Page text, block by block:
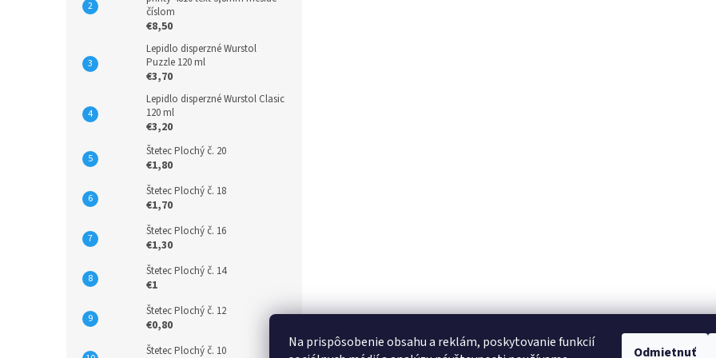
Na prispôsobenie obsahu a reklám, poskytovanie funkcií
Odmietnuť
číslom
€8,50
Lepidlo disperzné Wurstol
Puzzle 120 ml
€3,70
Lepidlo disperzné Wurstol Clasic
120 ml
€3,20
Štetec Plochý č. 20
€1,80
Štetec Plochý č. 18
€1,70
Štetec Plochý č. 16
€1,30
Štetec Plochý č. 14
€1
Štetec Plochý č. 12
€0,80
Štetec Plochý č. 10